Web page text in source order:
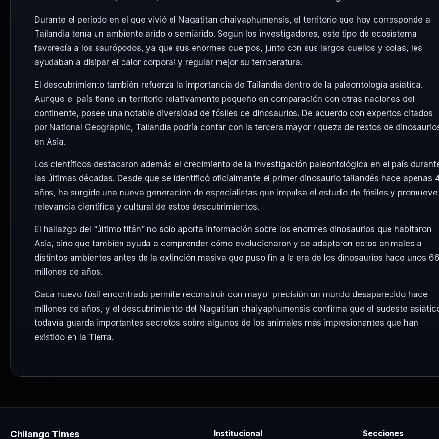
Durante el período en el que vivió el Nagatitan chaiyaphumensis, el territorio que hoy corresponde a
Tailandia tenía un ambiente árido o semiárido. Según los investigadores, este tipo de ecosistema
favorecía a los saurópodos, ya que sus enormes cuerpos, junto con sus largos cuellos y colas, les
ayudaban a disipar el calor corporal y regular mejor su temperatura.
El descubrimiento también refuerza la importancia de Tailandia dentro de la paleontología asiática.
Aunque el país tiene un territorio relativamente pequeño en comparación con otras naciones del
continente, posee una notable diversidad de fósiles de dinosaurios. De acuerdo con expertos citados
por National Geographic, Tailandia podría contar con la tercera mayor riqueza de restos de
en Asia.
Los científicos destacaron además el crecimiento de la investigación paleontológica en el país
las últimas décadas. Desde que se identificó oficialmente el primer dinosaurio tailandés hace apenas
años, ha surgido una nueva generación de especialistas que impulsa el estudio de fósiles y promueve
relevancia científica y cultural de estos descubrimientos.
El hallazgo del “último titán” no solo aporta información sobre los enormes dinosaurios que habitaron
Asia, sino que también ayuda a comprender cómo evolucionaron y se adaptaron estos animales a
distintos ambientes antes de la extinción masiva que puso fin a la era de los dinosaurios hace unos 66
millones de años.
Cada nuevo fósil encontrado permite reconstruir con mayor precisión un mundo desaparecido hace
millones de años, y el descubrimiento del Nagatitan chaiyaphumensis confirma que el sudeste
todavía guarda importantes secretos sobre algunos de los animales más impresionantes que han
existido en la Tierra.
Chilango Times Institucional Secciones